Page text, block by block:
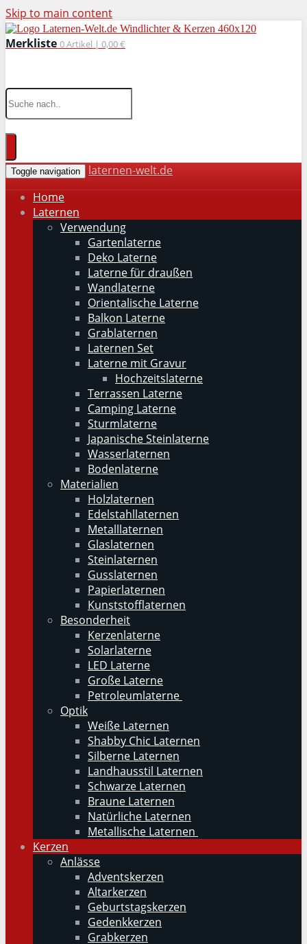
Skip to main content
Merkliste 0Artikel | 0,00 €
Toggle navigation
laternen-welt.de
Home
Laternen
Verwendung
Gartenlaterne
Deko Laterne
Laterne für draußen
Wandlaterne
Orientalische Laterne
Balkon Laterne
Grablaternen
Laternen Set
Laterne mit Gravur
Hochzeitslaterne
Terrassen Laterne
Camping Laterne
Sturmlaterne
Japanische Steinlaterne
Wasserlaternen
Bodenlaterne
Materialien
Holzlaternen
Edelstahllaternen
Metalllaternen
Glaslaternen
Steinlaternen
Gusslaternen
Papierlaternen
Kunststofflaternen
Besonderheit
Kerzenlaterne
Solarlaterne
LED Laterne
Große Laterne
Petroleumlaterne
Optik
Weiße Laternen
Shabby Chic Laternen
Silberne Laternen
Landhausstil Laternen
Schwarze Laternen
Braune Laternen
Natürliche Laternen
Metallische Laternen
Kerzen
Anlässe
Adventskerzen
Altarkerzen
Geburtstagskerzen
Gedenkkerzen
Grabkerzen